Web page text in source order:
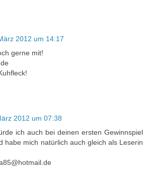
2012 um 14:17
gerne mit!
2012 um 07:38
ich auch bei deinen ersten Gewinnspiel
habe mich natürlich auch gleich als Leserin